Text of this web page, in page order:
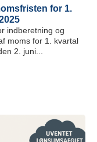
for 1.
indberetning og
moms for 1. kvartal
2. juni...